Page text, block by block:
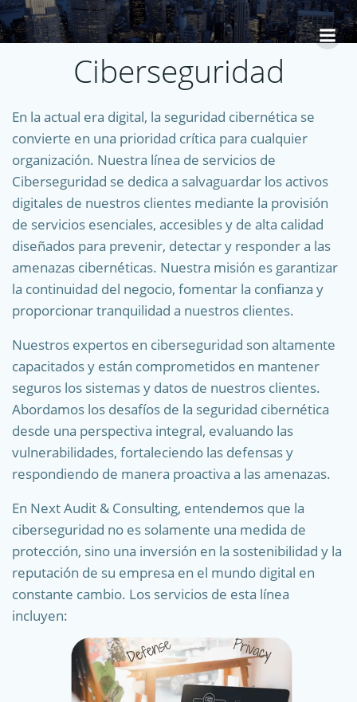
Saltar
al
contenido
Ciberseguridad
En la actual era digital, la seguridad cibernética se
convierte en una prioridad crítica para cualquier
organización. Nuestra línea de servicios de
Ciberseguridad se dedica a salvaguardar los activos
digitales de nuestros clientes mediante la provisión
de servicios esenciales, accesibles y de alta calidad
diseñados para prevenir, detectar y responder a las
amenazas cibernéticas. Nuestra misión es garantizar
la continuidad del negocio, fomentar la confianza y
proporcionar tranquilidad a nuestros clientes.
Nuestros expertos en ciberseguridad son altamente
capacitados y están comprometidos en mantener
seguros los sistemas y datos de nuestros clientes.
Abordamos los desafíos de la seguridad cibernética
desde una perspectiva integral, evaluando las
vulnerabilidades, fortaleciendo las defensas y
respondiendo de manera proactiva a las amenazas.
En Next Audit & Consulting, entendemos que la
ciberseguridad no es solamente una medida de
protección, sino una inversión en la sostenibilidad y la
reputación de su empresa en el mundo digital en
constante cambio. Los servicios de esta línea
incluyen: